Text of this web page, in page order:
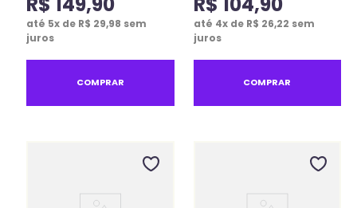
até 5x de R$ 29,98 sem
juros
COMPRAR
até 4x de R$ 26,22 sem
juros
COMPRAR